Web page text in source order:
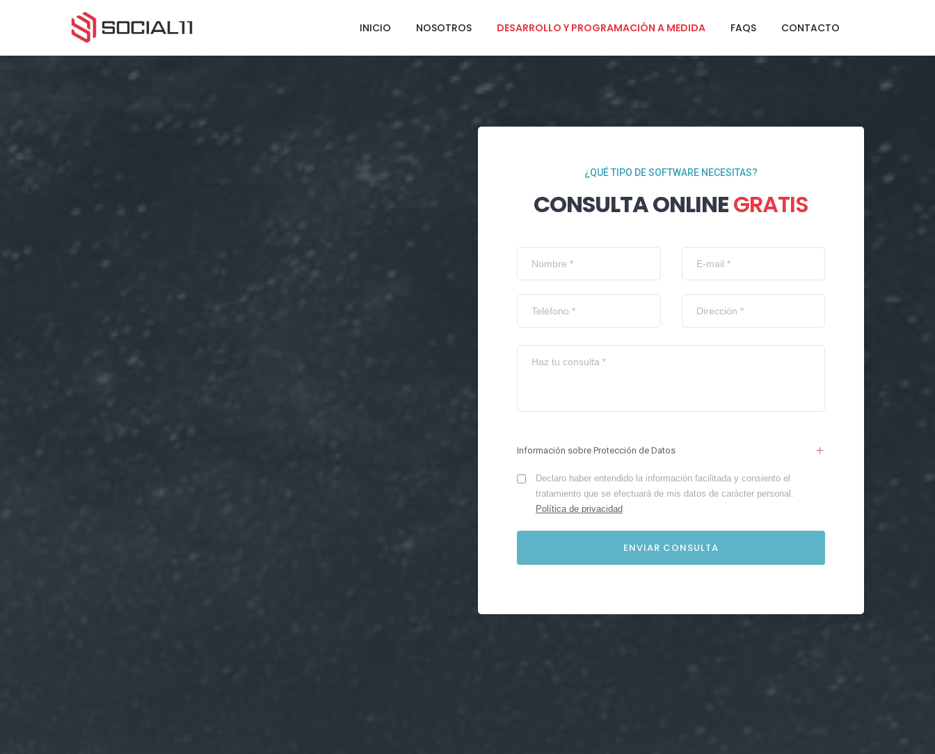
INICIO NOSOTROS DESARROLLO Y PROGRAMACIÓN A MEDIDA FAQS CONTACTO
¿QUÉ TIPO DE SOFTWARE NECESITAS?
CONSULTA ONLINEGRATIS
Información sobre Protección de Datos
Declaro haber entendido la información facilitada y consiento el
tratamiento que se efectuará de mis datos de carácter personal.
Política de privacidad.